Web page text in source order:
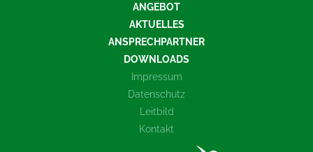
ANGEBOT
AKTUELLES
ANSPRECHPARTNER
DOWNLOADS
Impressum
Datenschutz
Leitbild
Kontakt